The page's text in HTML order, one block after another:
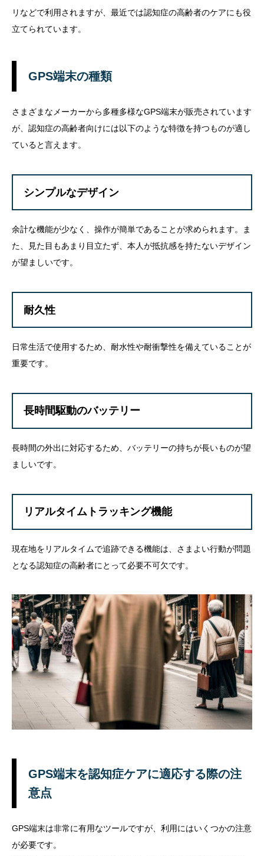
リなどで利用されますが、最近では認知症の高齢者のケアにも役
立てられています。
GPS端末の種類
さまざまなメーカーから多種多様なGPS端末が販売されています
が、認知症の高齢者向けには以下のような特徴を持つものが適し
ていると言えます。
シンプルなデザイン
余計な機能が少なく、操作が簡単であることが求められます。ま
た、見た目もあまり目立たず、本人が抵抗感を持たないデザイン
が望ましいです。
耐久性
日常生活で使用するため、耐水性や耐衝撃性を備えていることが
重要です。
長時間駆動のバッテリー
長時間の外出に対応するため、バッテリーの持ちが長いものが望
ましいです。
リアルタイムトラッキング機能
現在地をリアルタイムで追跡できる機能は、さまよい行動が問題
となる認知症の高齢者にとって必要不可欠です。
GPS端末を認知症ケアに適応する際の注
意点
GPS端末は非常に有用なツールですが、利用にはいくつかの注意
が必要です。